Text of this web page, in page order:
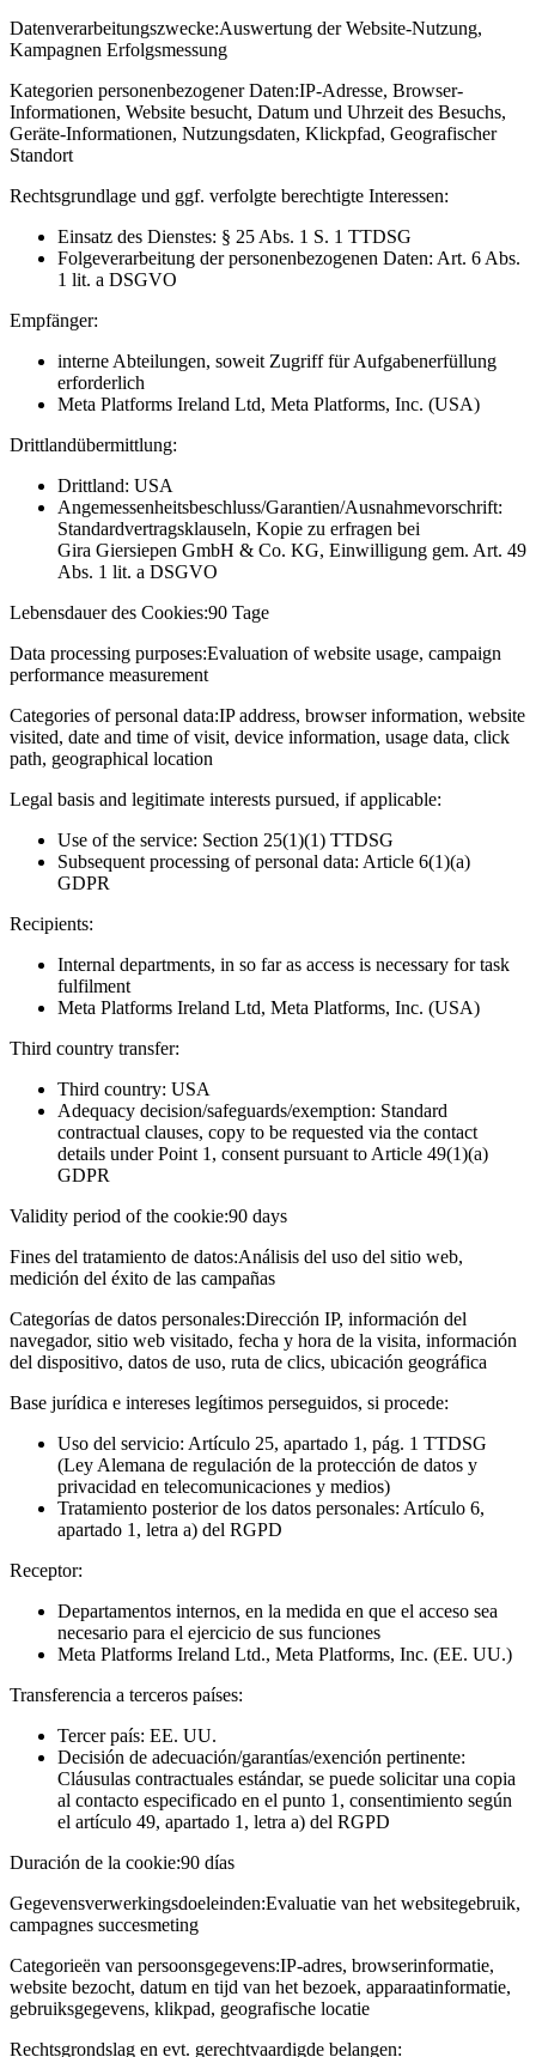
Datenverarbeitungszwecke:Auswertung der Website-Nutzung,
Kampagnen Erfolgsmessung
Kategorien personenbezogener Daten:IP-Adresse, Browser-
Informationen, Website besucht, Datum und Uhrzeit des Besuchs,
Geräte-Informationen, Nutzungsdaten, Klickpfad, Geografischer
Standort
Rechtsgrundlage und ggf. verfolgte berechtigte Interessen:
Einsatz des Dienstes: § 25 Abs. 1 S. 1 TTDSG
Folgeverarbeitung der personenbezogenen Daten: Art. 6 Abs.
1 lit. a DSGVO
Empfänger:
interne Abteilungen, soweit Zugriff für Aufgabenerfüllung
erforderlich
Meta Platforms Ireland Ltd, Meta Platforms, Inc. (USA)
Drittlandübermittlung:
Drittland: USA
Angemessenheitsbeschluss/Garantien/Ausnahmevorschrift:
Standardvertragsklauseln, Kopie zu erfragen bei
Gira Giersiepen GmbH & Co. KG, Einwilligung gem. Art. 49
Abs. 1 lit. a DSGVO
Lebensdauer des Cookies:90 Tage
Data processing purposes:Evaluation of website usage, campaign
performance measurement
Categories of personal data:IP address, browser information, website
visited, date and time of visit, device information, usage data, click
path, geographical location
Legal basis and legitimate interests pursued, if applicable:
Use of the service: Section 25(1)(1) TTDSG
Subsequent processing of personal data: Article 6(1)(a)
GDPR
Recipients:
Internal departments, in so far as access is necessary for task
fulfilment
Meta Platforms Ireland Ltd, Meta Platforms, Inc. (USA)
Third country transfer:
Third country: USA
Adequacy decision/safeguards/exemption: Standard
contractual clauses, copy to be requested via the contact
details under Point 1, consent pursuant to Article 49(1)(a)
GDPR
Validity period of the cookie:90 days
Fines del tratamiento de datos:Análisis del uso del sitio web,
medición del éxito de las campañas
Categorías de datos personales:Dirección IP, información del
navegador, sitio web visitado, fecha y hora de la visita, información
del dispositivo, datos de uso, ruta de clics, ubicación geográfica
Base jurídica e intereses legítimos perseguidos, si procede:
Uso del servicio: Artículo 25, apartado 1, pág. 1 TTDSG
(Ley Alemana de regulación de la protección de datos y
privacidad en telecomunicaciones y medios)
Tratamiento posterior de los datos personales: Artículo 6,
apartado 1, letra a) del RGPD
Receptor:
Departamentos internos, en la medida en que el acceso sea
necesario para el ejercicio de sus funciones
Meta Platforms Ireland Ltd., Meta Platforms, Inc. (EE. UU.)
Transferencia a terceros países:
Tercer país: EE. UU.
Decisión de adecuación/garantías/exención pertinente:
Cláusulas contractuales estándar, se puede solicitar una copia
al contacto especificado en el punto 1, consentimiento según
el artículo 49, apartado 1, letra a) del RGPD
Duración de la cookie:90 días
Gegevensverwerkingsdoeleinden:Evaluatie van het websitegebruik,
campagnes succesmeting
Categorieën van persoonsgegevens:IP-adres, browserinformatie,
website bezocht, datum en tijd van het bezoek, apparaatinformatie,
gebruiksgegevens, klikpad, geografische locatie
Rechtsgrondslag en evt. gerechtvaardigde belangen: